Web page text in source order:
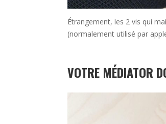
Étrangement, les 2 vis qui
(normalement utilisé par
VOTRE MÉDIATOR